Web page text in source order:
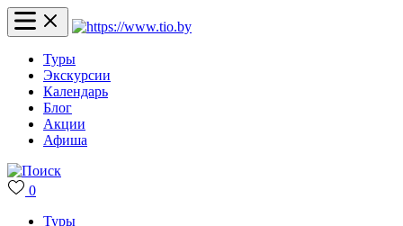
Туры
Экскурсии
Календарь
Блог
Акции
Афиша
0
Туры